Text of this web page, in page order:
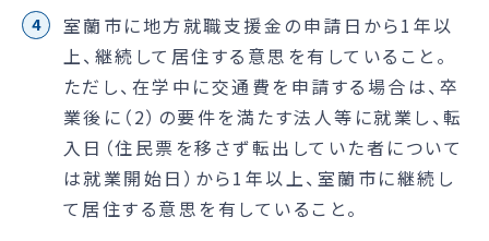
室蘭市に地方就職支援金の申請日から1年以
上、継続して居住する意思を有していること。
ただし、在学中に交通費を申請する場合は、卒
業後に（2）の要件を満たす法人等に就業し、転
入日（住民票を移さず転出していた者について
は就業開始日）から1年以上、室蘭市に継続し
て居住する意思を有していること。